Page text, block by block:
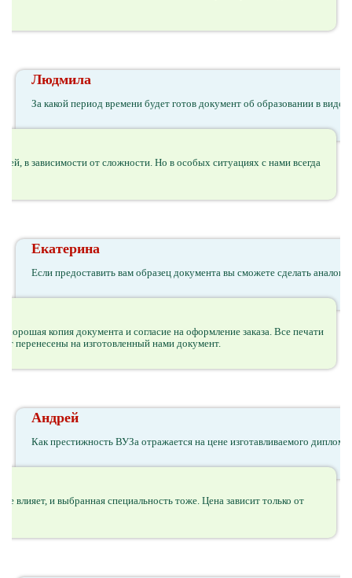
Людмила
За какой период времени будет готов документ об образовании в виде
в зависимости от сложности. Но в особых ситуациях с нами всегда
Екатерина
Если предоставить вам образец документа вы сможете сделать
копия документа и согласие на оформление заказа. Все печати
перенесены на изготовленный нами документ.
Андрей
Как престижность ВУЗа отражается на цене изготавливаемого
влияет, и выбранная специальность тоже. Цена зависит только от